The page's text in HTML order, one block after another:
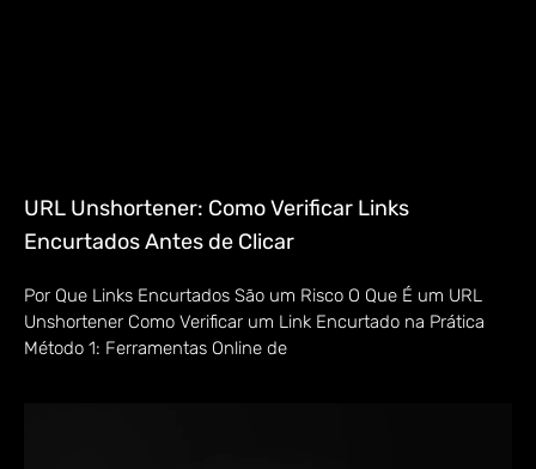
URL Unshortener: Como Verificar Links
Encurtados Antes de Clicar
Por Que Links Encurtados São um Risco O Que É um URL
Unshortener Como Verificar um Link Encurtado na Prática
Método 1: Ferramentas Online de